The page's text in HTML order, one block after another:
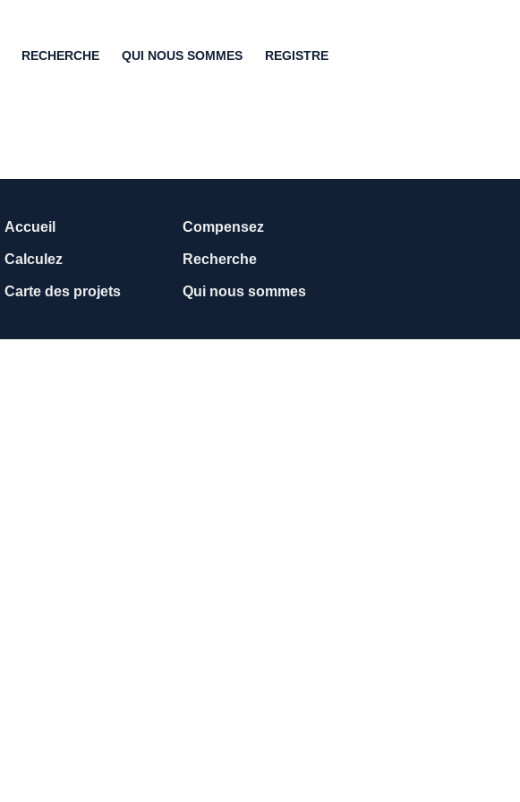
RECHERCHE QUI NOUS SOMMES REGISTRE
Accueil
Calculez
Carte des projets
Compensez
Recherche
Qui nous sommes